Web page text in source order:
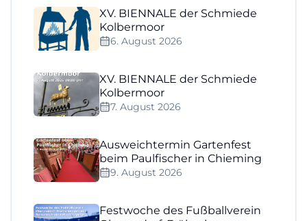
XV. BIENNALE der Schmiede
Kolbermoor
6. August 2026
XV. BIENNALE der Schmiede
Kolbermoor
7. August 2026
Ausweichtermin Gartenfest
beim Paulfischer in Chieming
9. August 2026
Festwoche des Fußballverein